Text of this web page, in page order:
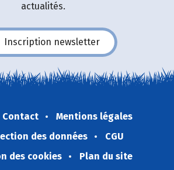
actualités.
Inscription newsletter
Contact
Mentions légales
des données
CGU
des cookies
Plan du site